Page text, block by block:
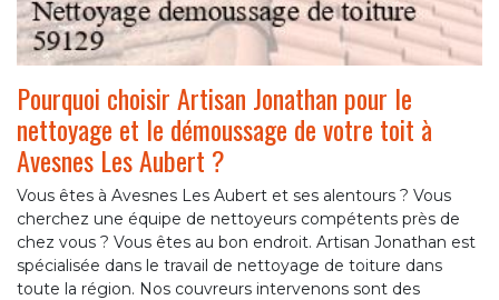
Pourquoi choisir Artisan Jonathan pour le
nettoyage et le démoussage de votre toit à
Avesnes Les Aubert ?
Vous êtes à Avesnes Les Aubert et ses alentours ? Vous
cherchez une équipe de nettoyeurs compétents près de
chez vous ? Vous êtes au bon endroit. Artisan Jonathan est
spécialisée dans le travail de nettoyage de toiture dans
toute la région. Nos couvreurs intervenons sont des